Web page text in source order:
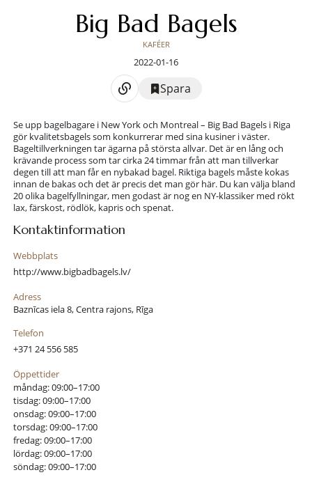
Big Bad Bagels
KAFÉER
2022-01-16
Spara
Se upp bagelbagare i New York och Montreal – Big Bad Bagels i Riga
gör kvalitetsbagels som konkurrerar med sina kusiner i väster.
Bageltillverkningen tar ägarna på största allvar. Det är en lång och
krävande process som tar cirka 24 timmar från att man tillverkar
degen till att man får en nybakad bagel. Riktiga bagels måste kokas
innan de bakas och det är precis det man gör här. Du kan välja bland
20 olika bagelfyllningar, men godast är nog en NY-klassiker med rökt
lax, färskost, rödlök, kapris och spenat.
Kontaktinformation
Webbplats
http://www.bigbadbagels.lv/
Adress
Baznīcas iela 8, Centra rajons, Rīga
Telefon
+371 24 556 585
Öppettider
måndag: 09:00–17:00
tisdag: 09:00–17:00
onsdag: 09:00–17:00
torsdag: 09:00–17:00
fredag: 09:00–17:00
lördag: 09:00–17:00
söndag: 09:00–17:00